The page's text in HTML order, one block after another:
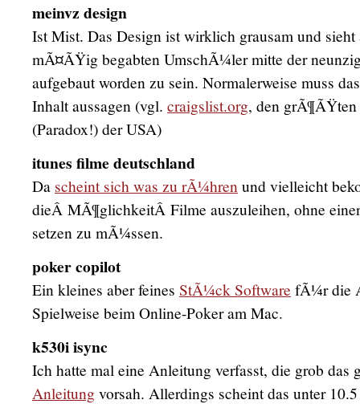
meinvz design
Ist Mist. Das Design ist wirklich grausam und
mÃ¤ÃŸig begabten UmschÃ¼ler mitte der
aufgebaut worden zu sein. Normalerweise muss
Inhalt aussagen (vgl. craigslist.org, den
(Paradox!) der USA)
itunes filme deutschland
Da scheint sich was zu rÃ¼hren und vielleicht
dieÂ MÃ¶glichkeitÂ Filme auszuleihen, ohne
setzen zu mÃ¼ssen.
poker copilot
Ein kleines aber feines StÃ¼ck Software fÃ¼r die
Spielweise beim Online-Poker am Mac.
k530i isync
Ich hatte mal eine Anleitung verfasst, die grob das
Anleitung vorsah. Allerdings scheint das unter